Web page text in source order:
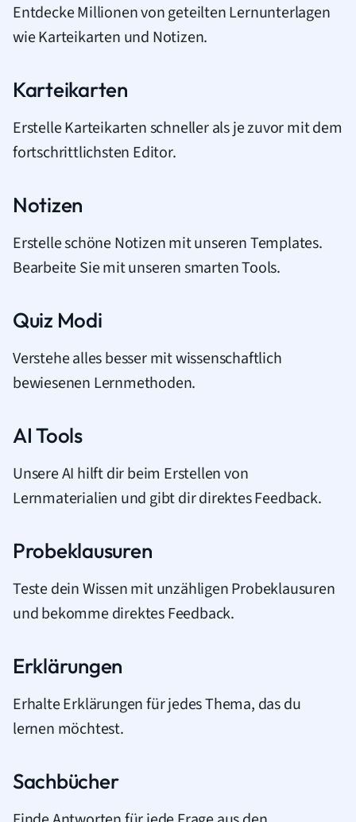
Entdecke Millionen von geteilten Lernunterlagen
wie Karteikarten und Notizen.
Karteikarten
Erstelle Karteikarten schneller als je zuvor mit dem
fortschrittlichsten Editor.
Notizen
Erstelle schöne Notizen mit unseren Templates.
Bearbeite Sie mit unseren smarten Tools.
Quiz Modi
Verstehe alles besser mit wissenschaftlich
bewiesenen Lernmethoden.
AI Tools
Unsere AI hilft dir beim Erstellen von
Lernmaterialien und gibt dir direktes Feedback.
Probeklausuren
Teste dein Wissen mit unzähligen Probeklausuren
und bekomme direktes Feedback.
Erklärungen
Erhalte Erklärungen für jedes Thema, das du
lernen möchtest.
Sachbücher